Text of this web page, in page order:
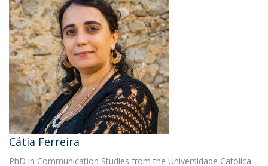
Cátia Ferreira
PhD in Communication Studies from the Universidade Católica